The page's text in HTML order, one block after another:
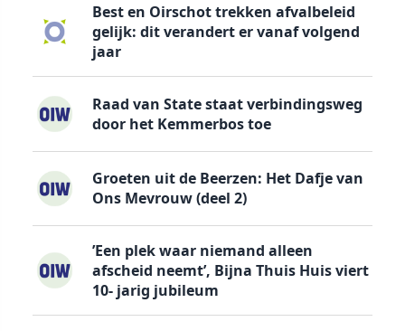
Best en Oirschot trekken afvalbeleid
gelijk: dit verandert er vanaf volgend
jaar
Raad van State staat verbindingsweg
door het Kemmerbos toe
Groeten uit de Beerzen: Het Dafje van
Ons Mevrouw (deel 2)
’Een plek waar niemand alleen
afscheid neemt’, Bijna Thuis Huis viert
10- jarig jubileum